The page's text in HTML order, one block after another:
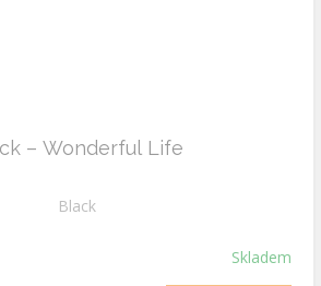
‎– Wonderful Life
Black
Skladem